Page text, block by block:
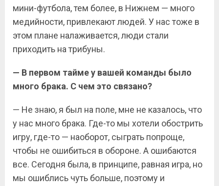
мини-футбола, тем более, в Нижнем — много
медийности, привлекают людей. У нас тоже в
этом плане налаживается, люди стали
приходить на трибуны.
— В первом тайме у вашей команды было
много брака. С чем это связано?
— Не знаю, я был на поле, мне не казалось, что
у нас много брака. Где-то мы хотели обострить
игру, где-то — наоборот, сыграть попроще,
чтобы не ошибиться в обороне. А ошибаются
все. Сегодня была, в принципе, равная игра, но
мы ошиблись чуть больше, поэтому и